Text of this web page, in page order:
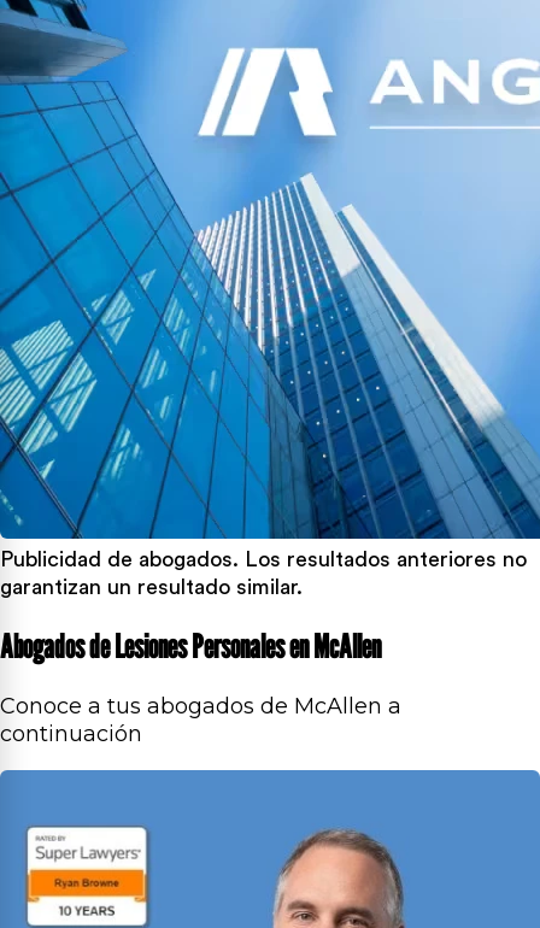
Publicidad de abogados. Los resultados anteriores no
garantizan un resultado similar.
Abogados de Lesiones Personales en McAllen
Conoce a tus abogados de McAllen a
continuación